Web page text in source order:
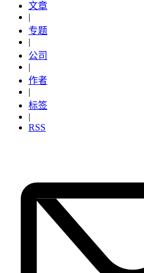
文章
|
专题
|
公司
|
作者
|
标签
|
RSS